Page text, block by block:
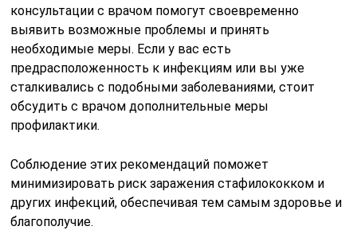
консультации с врачом помогут своевременно
выявить возможные проблемы и принять
необходимые меры. Если у вас есть
предрасположенность к инфекциям или вы уже
сталкивались с подобными заболеваниями, стоит
обсудить с врачом дополнительные меры
профилактики.
Соблюдение этих рекомендаций поможет
минимизировать риск заражения стафилококком и
других инфекций, обеспечивая тем самым здоровье и
благополучие.